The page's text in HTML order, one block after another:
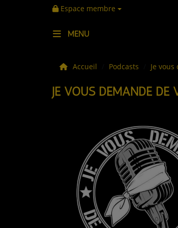
Espace membre
MENU
LA MUSIQUE
C'ÉTAIT QUOI CE TITRE ?
LES WEBRADIOS
LA GRILLE DES PROGRAMMES
Accueil Podcasts Je
JE VOUS DEMANDE DE